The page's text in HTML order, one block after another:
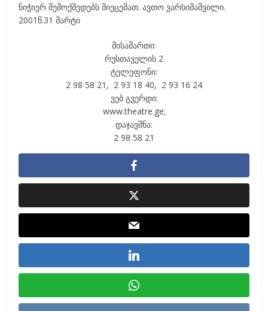
ნიჭიერ შემოქმედებს მიეცემათ. ავთო ვარსიმაშვილი.
2001წ.31 მარტი
მისამართი:
რუსთაველის 2
ტელეფონი:
2 98 58 21, 2 93 18 40, 2 93 16 24
ვებ გვერდი:
www.theatre.ge;
დაჯავშნა:
2 98 58 21